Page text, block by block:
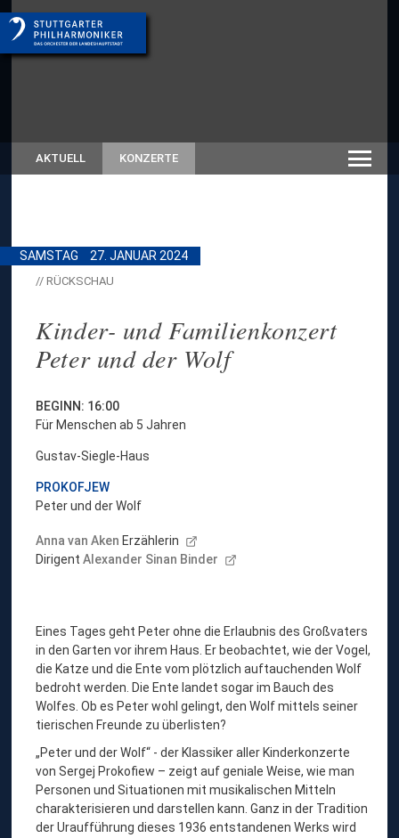
AKTUELL KONZERTE
SAMSTAG 27. JANUAR 2024
// RÜCKSCHAU
Kinder- und Familienkonzert
Peter und der Wolf
BEGINN: 16:00
Für Menschen ab 5 Jahren
Gustav-Siegle-Haus
PROKOFJEW
Peter und der Wolf
Anna van AkenErzählerin
DirigentAlexander Sinan Binder
Eines Tages geht Peter ohne die Erlaubnis des Großvaters
in den Garten vor ihrem Haus. Er beobachtet, wie der Vogel,
die Katze und die Ente vom plötzlich auftauchenden Wolf
bedroht werden. Die Ente landet sogar im Bauch des
Wolfes. Ob es Peter wohl gelingt, den Wolf mittels seiner
tierischen Freunde zu überlisten?
„Peter und der Wolf“ - der Klassiker aller Kinderkonzerte
von Sergej Prokofiew – zeigt auf geniale Weise, wie man
Personen und Situationen mit musikalischen Mitteln
charakterisieren und darstellen kann. Ganz in der Tradition
der Uraufführung dieses 1936 entstandenen Werks wird